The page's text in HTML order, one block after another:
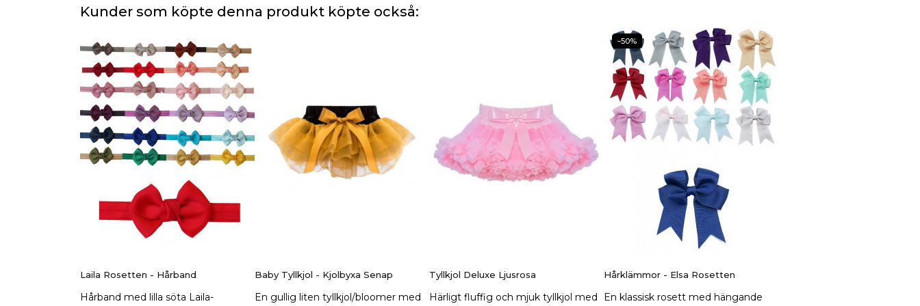
Kunder som köpte denna produkt köpte också:
Laila Rosetten - Hårband
Hårband med lilla söta Laila-
Baby Tyllkjol - Kjolbyxa Senap
En gullig liten tyllkjol/bloomer med
Tyllkjol Deluxe Ljusrosa
Härligt fluffig och mjuk tyllkjol med
Hårklämmor - Elsa Rosetten
En klassisk rosett med hängande
−50%